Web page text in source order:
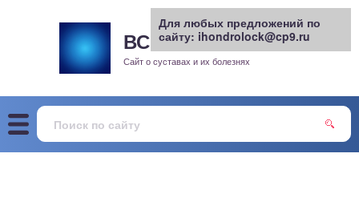
ВСЕ О СУСТАВАХ.РУ
Сайт о суставах и их болезнях
Для любых предложений по
сайту: ihondrolock@cp9.ru
сустав